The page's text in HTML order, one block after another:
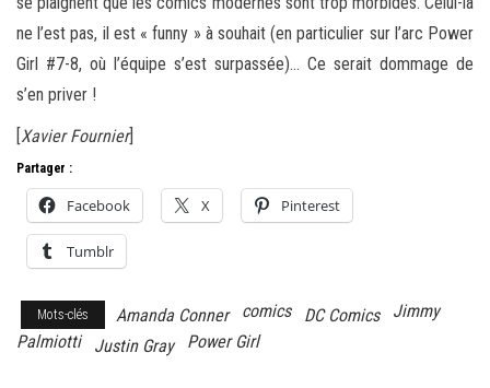
ne l’est pas, il est « funny » à souhait (en particulier sur l’arc Power
Girl #7-8, où l’équipe s’est surpassée)… Ce serait dommage de
s’en priver !
[Xavier Fournier]
Partager :
Facebook X Pinterest
Tumblr
Mots-clés Amanda Conner comics DC Comics
Jimmy
Palmiotti
Justin Gray Power Girl